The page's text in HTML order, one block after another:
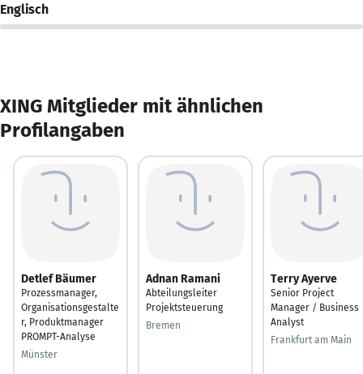
Englisch
XING Mitglieder mit ähnlichen
Profilangaben
Detlef Bäumer
Prozessmanager,
Organisationsgestalte
r, Produktmanager
PROMPT-Analyse
Münster
Adnan Ramani
Abteilungsleiter
Projektsteuerung
Bremen
Terry Ayerve
Senior Project
Manager / Business
Analyst
Frankfurt am Main